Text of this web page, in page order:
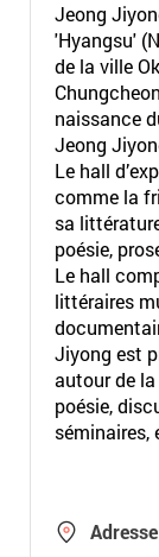
Jeong
'Hyangsu'
de la ville
naissance
Jeong
Le hall
comme la
sa
poésie,
Le hall
littéraires
Jiyong est
autour de
poésie,
séminaires,
Adresse